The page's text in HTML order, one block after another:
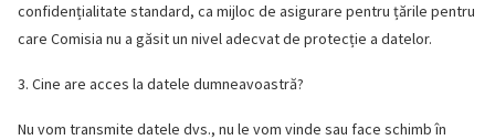
confidențialitate standard, ca mijloc de asigurare pentru țările pentru
care Comisia nu a găsit un nivel adecvat de protecție a datelor.
3. Cine are acces la datele dumneavoastră?
Nu vom transmite datele dvs., nu le vom vinde sau face schimb în